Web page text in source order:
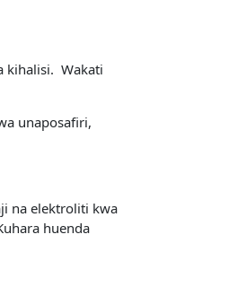
kihalisi. Wakati
unaposafiri,
na elektroliti kwa
huenda